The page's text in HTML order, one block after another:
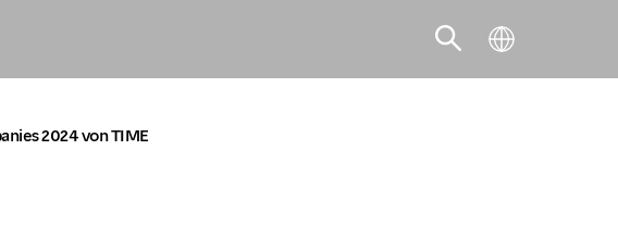
2024 von TIME